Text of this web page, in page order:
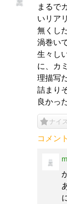
まるで
いリア
無くし
渦巻い
生々し
に、カ
理描写
詰まり
良かっ
ナイス
コメン